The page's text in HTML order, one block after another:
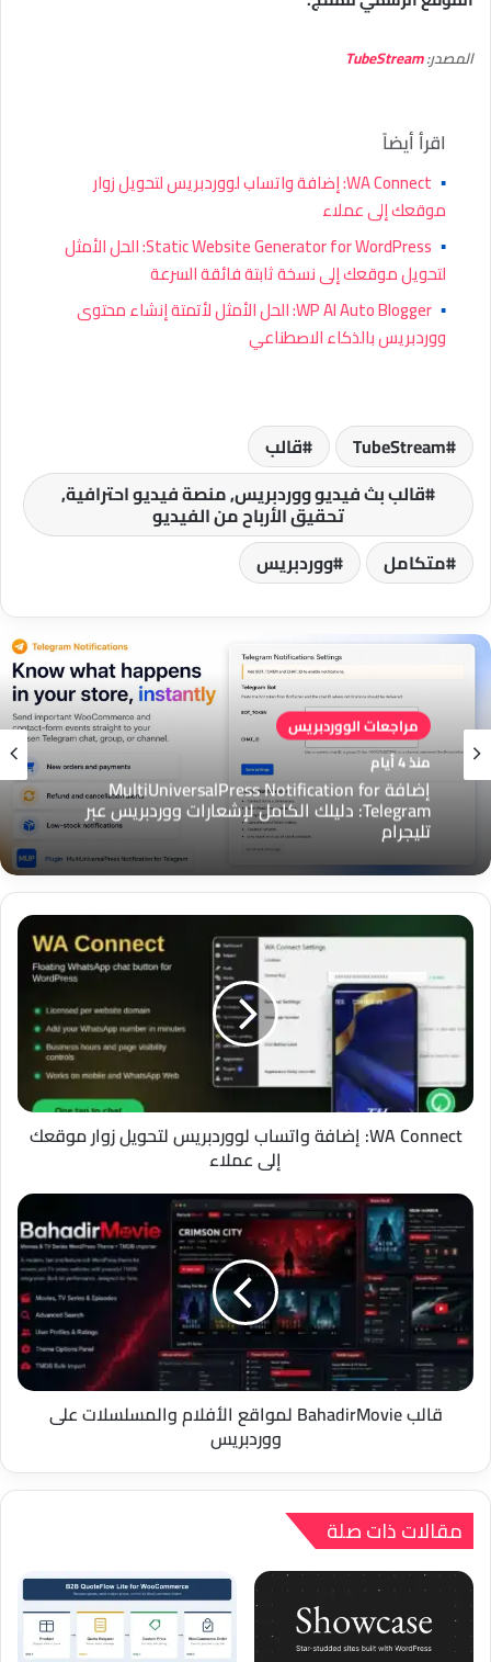
المصدر:TubeStream
اقرأ أيضاً
▪
WA Connect: إضافة واتساب لووردبريس لتحويل زوار
موقعك إلى عملاء
▪
Static Website Generator for WordPress: الحل الأمثل
لتحويل موقعك إلى نسخة ثابتة فائقة السرعة
▪
WP AI Auto Blogger: الحل الأمثل لأتمتة إنشاء محتوى
ووردبريس بالذكاء الاصطناعي
TubeStream
قالب
قالب بث فيديو ووردبريس, منصة فيديو احترافية,
تحقيق الأرباح من الفيديو
متكامل
ووردبريس
مراجعات الووردبريس
منذ 4 أيام
إضافة MultiUniversalPress Notification for
Telegram: دليلك الكامل لإشعارات ووردبريس عبر
تليجرام
مراجعات الووردبريس
منذ 4 أيام
إضافة MultiUniversalPress Floating Support
لووردبريس: زر دعم عائم لتواصل أسرع مع العملاء
WA
إضافة
واتساب
لتحويل
زوار
موقعك
إلى
عملاء
WA Connect: إضافة واتساب لووردبريس لتحويل زوار موقعك
إلى عملاء
قالب
BahadirMovie
لمواقع
الأفلام
والمسلسلات
على
ووردبريس
قالب BahadirMovie لمواقع الأفلام والمسلسلات على
ووردبريس
مقالات ذات صلة